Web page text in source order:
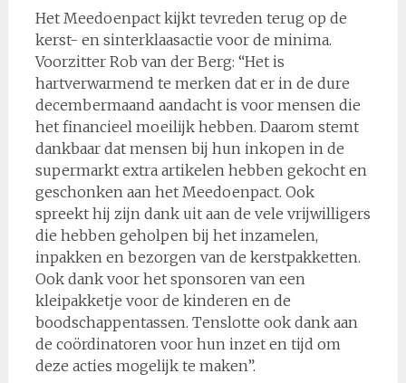
Het Meedoenpact kijkt tevreden terug op de
kerst- en sinterklaasactie voor de minima.
Voorzitter Rob van der Berg: “Het is
hartverwarmend te merken dat er in de dure
decembermaand aandacht is voor mensen die
het financieel moeilijk hebben. Daarom stemt
dankbaar dat mensen bij hun inkopen in de
supermarkt extra artikelen hebben gekocht en
geschonken aan het Meedoenpact. Ook
spreekt hij zijn dank uit aan de vele vrijwilligers
die hebben geholpen bij het inzamelen,
inpakken en bezorgen van de kerstpakketten.
Ook dank voor het sponsoren van een
kleipakketje voor de kinderen en de
boodschappentassen. Tenslotte ook dank aan
de coördinatoren voor hun inzet en tijd om
deze acties mogelijk te maken”.